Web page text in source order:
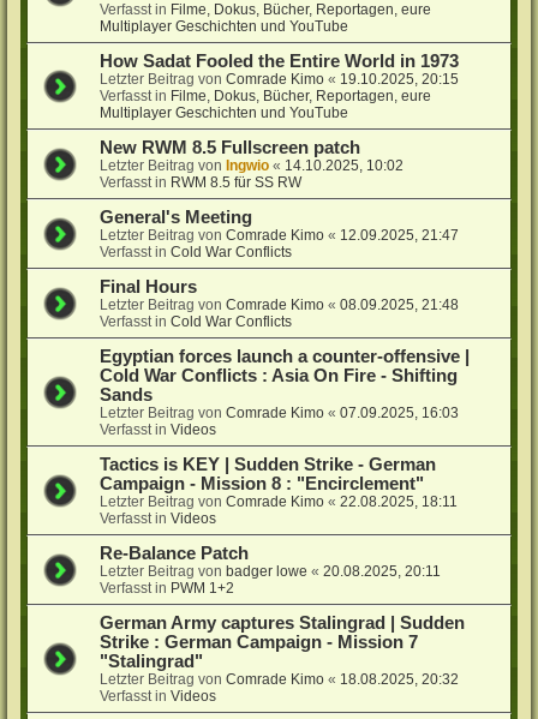
Verfasst in Filme, Dokus, Bücher, Reportagen, eure
Multiplayer Geschichten und YouTube
How Sadat Fooled the Entire World in 1973
Letzter Beitrag vonComrade Kimo « 19.10.2025, 20:15
Verfasst in Filme, Dokus, Bücher, Reportagen, eure
Multiplayer Geschichten und YouTube
New RWM 8.5 Fullscreen patch
Letzter Beitrag vonIngwio « 14.10.2025, 10:02
Verfasst in RWM 8.5 für SS RW
General's Meeting
Letzter Beitrag vonComrade Kimo « 12.09.2025, 21:47
Verfasst inCold War Conflicts
Final Hours
Letzter Beitrag vonComrade Kimo «08.09.2025, 21:48
Verfasst inCold War Conflicts
Egyptian forces launch a counter-offensive |
Cold War Conflicts : Asia On Fire - Shifting
Sands
Letzter Beitrag vonComrade Kimo «07.09.2025, 16:03
Verfasst inVideos
Tactics is KEY | Sudden Strike - German
Campaign - Mission 8 : "Encirclement"
Letzter Beitrag vonComrade Kimo «22.08.2025, 18:11
Verfasst inVideos
Re-Balance Patch
Letzter Beitrag vonbadger lowe «20.08.2025, 20:11
Verfasst in PWM 1+2
German Army captures Stalingrad | Sudden
Strike : German Campaign - Mission 7
"Stalingrad"
Letzter Beitrag vonComrade Kimo « 18.08.2025, 20:32
Verfasst inVideos